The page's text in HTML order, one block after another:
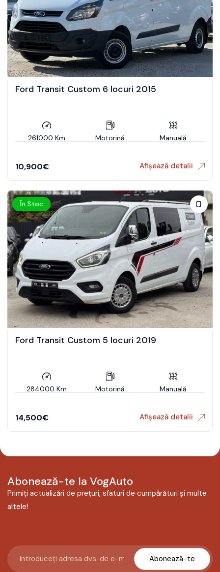
Ford Transit Custom 6 locuri 2015
261000 Km Motorină Manuală
10,900€ Afișează detalii
În Stoc
Ford Transit Custom 5 locuri 2019
284000 Km Motorină Manuală
14,500€ Afișează detalii
Abonează-te la VogAuto
Primiți actualizări de prețuri, sfaturi de cumpărături și multe
altele!
Abonează-te